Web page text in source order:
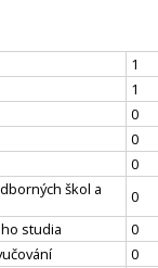
1
1
0
0
0
škol a
0
studia
0
0